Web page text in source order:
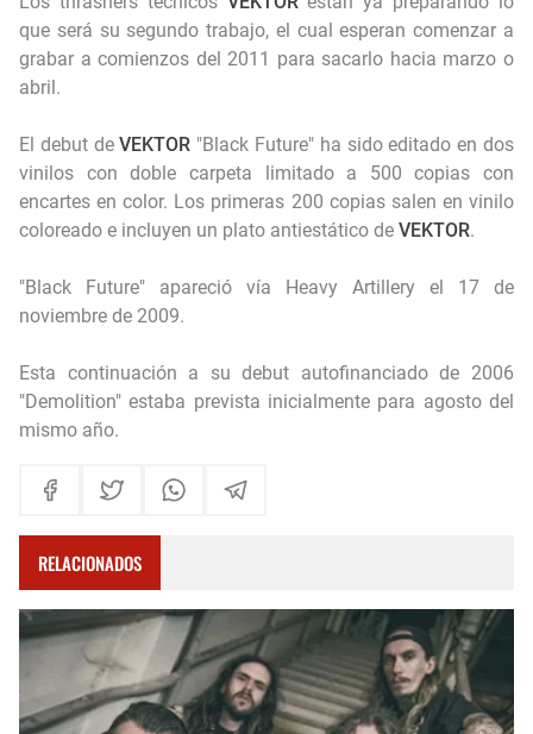
que será su segundo trabajo, el cual esperan comenzar a
grabar a comienzos del 2011 para sacarlo hacia marzo o
abril.
El debut deVEKTOR "Black Future" ha sido editado en dos
vinilos con doble carpeta limitado a 500 copias con
encartes en color. Los primeras 200 copias salen en vinilo
coloreado e incluyen un plato antiestático de VEKTOR.
"Black Future" apareció vía Heavy Artillery el 17 de
noviembre de 2009.
Esta continuación a su debut autofinanciado de 2006
"Demolition" estaba prevista inicialmente para agosto del
mismo año.
RELACIONADOS